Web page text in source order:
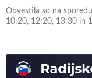
Obvestila so na
10:20, 12:20, 13:30 in